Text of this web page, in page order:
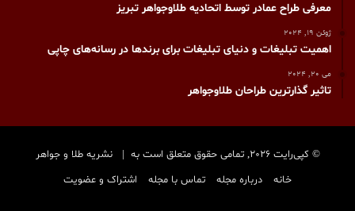
معرفی طراح عمادر توسط اتحادیه طلاوجواهر تبریز
ژوئن 19, 2024
اهمیت تبلیغات و دنیای تبلیغات برای برندها در رسانه‌های چاپی
می 20, 2024
تاثیر گذارترین طراحان طلاوجواهر
© کپی‌رایت 2026, تمامی حقوق متعلق است به |
نشریه طلا و جواهر
خانه
درباره مجله تماس با مجله اشتراک و عضویت